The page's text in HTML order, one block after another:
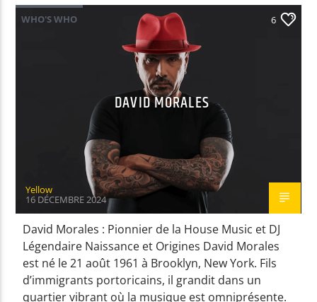
HUGEL / DAVID GUETTA
EMISSION EN COURS
NON-STOP MUSIC
12:00 13:59
UPCOMING SHOW
NON-STOP MUSIC
14:00 16:59
WHO'S WHO 6
DAVID MORALES
Yellow
16 DÉCEMBRE 2024
David Morales : Pionnier de la House Music et DJ
Légendaire Naissance et Origines David Morales
est né le 21 août 1961 à Brooklyn, New York. Fils
d’immigrants portoricains, il grandit dans un
quartier vibrant où la musique est omniprésente.